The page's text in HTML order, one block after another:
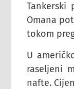
Tankerski
Omana
tokom
U
raseljeni
nafte.